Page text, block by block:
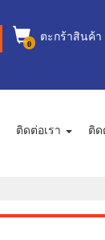
0 ตะกร้าสินค้า
ติดต่อเรา ติ